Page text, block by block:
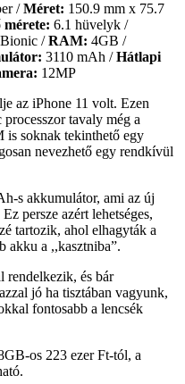
/Méret: 150.9 mm x 75.7
6.1 hüvelyk /
/RAM: 4GB /
3110 mAh /Hátlapi
12MP
az iPhone 11 volt. Ezen
tavaly még a
is soknak tekinthető egy
nevezhető egy rendkívül
s akkumulátor, ami az új
persze azért lehetséges,
tartozik, ahol elhagyták a
akku a ,,kasztniba”.
rendelkezik, és bár
jó ha tisztában vagyunk,
fontosabb a lencsék
os 223 ezer Ft-tól, a